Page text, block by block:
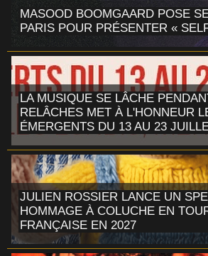
MASOOD BOOMGAARD POSE
PARIS POUR PRÉSENTER «
LA MUSIQUE SE LÂCHE
RELÂCHES MET À L'HONNEUR
ÉMERGENTS DU 13 AU 23
JULIEN ROSSIER LANCE UN
HOMMAGE À COLUCHE EN
FRANÇAISE EN 2027